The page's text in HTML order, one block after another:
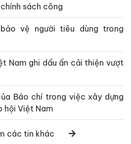
sách công
vệ người tiêu dùng trong
Nam ghi dấu ấn cải thiện vượt
Báo chí trong việc xây dựng
hội Việt Nam
các tin khác